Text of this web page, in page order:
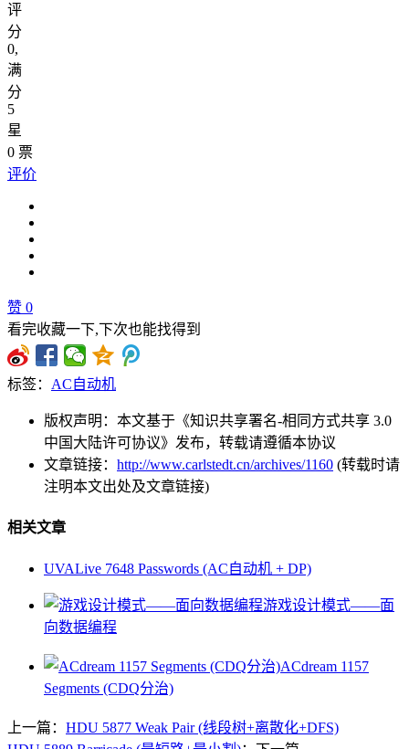
评
分
0,
满
分
5
星
0 票
评价
赞 0
看完收藏一下,下次也能找得到
标签： AC自动机
版权声明：本文基于《知识共享署名-相同方式共享 3.0
中国大陆许可协议》发布，转载请遵循本协议
文章链接： http://www.carlstedt.cn/archives/1160 (转载时请
注明本文出处及文章链接)
相关文章
UVALive 7648 Passwords (AC自动机 + DP)
游戏设计模式——面
向数据编程
ACdream 1157
Segments (CDQ分治)
上一篇： HDU 5877 Weak Pair (线段树+离散化+DFS)